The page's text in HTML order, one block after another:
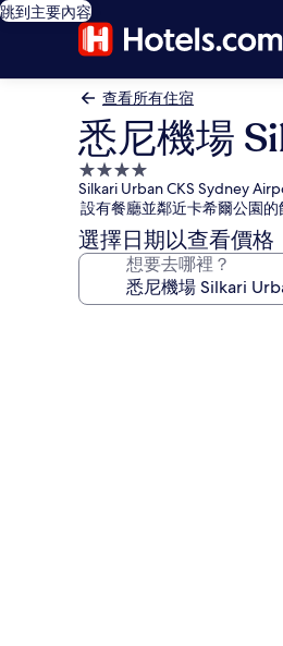
跳到主要內容
查看所有住宿
悉尼機場
4.0
星
級
住
宿
Silkari Urban CKS Sydney
設有餐廳並鄰近卡希爾公園的
選擇日期以查看價格
想要去哪裡？